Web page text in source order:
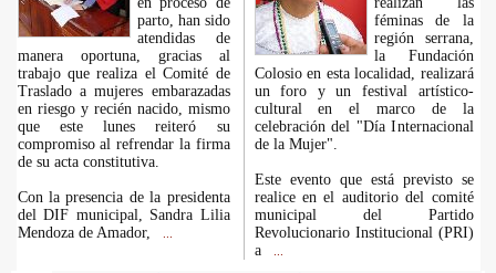
parto, han sido
atendidas de
manera oportuna, gracias al
trabajo que realiza el Comité de
Traslado a mujeres embarazadas
en riesgo y recién nacido, mismo
que este lunes reiteró su
compromiso al refrendar la firma
de su acta constitutiva.
Con la presencia de la presidenta
del DIF municipal, Sandra Lilia
Mendoza de Amador,
féminas de la
región serrana,
la Fundación
Colosio en esta localidad, realizará
un foro y un festival artístico-
cultural en el marco de la
celebración del "Día Internacional
de la Mujer".
Este evento que está previsto se
realice en el auditorio del comité
municipal del Partido
Revolucionario Institucional (PRI)
a